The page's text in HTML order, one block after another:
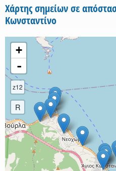
Χάρτης σημείων σε
Κωνσταντίνο
+
-
z12
R